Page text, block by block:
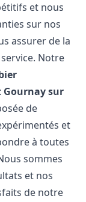
et nous
sur nos
assurer de la
Notre
Gournay sur
de
et
à toutes
sommes
et nos
de notre